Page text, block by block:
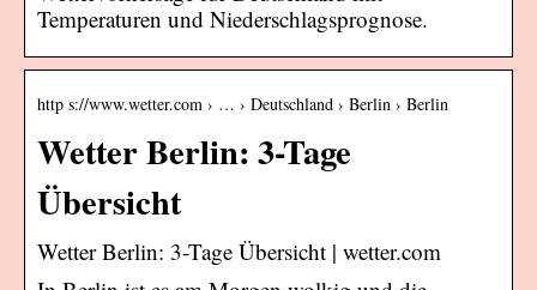
Temperaturen und Niederschlagsprognose.
http s://www.wetter.com › … › Deutschland › Berlin › Berlin
Wetter Berlin: 3-Tage
Übersicht
Wetter Berlin: 3-Tage Übersicht | wetter.com